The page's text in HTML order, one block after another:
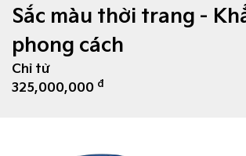
Sắc màu thời trang -
phong cách
Chỉ từ
325,000,000 đ